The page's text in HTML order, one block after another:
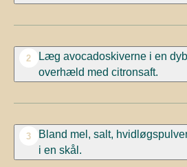
2
Læg avocadoskiverne i en
overhæld med citronsaft.
3
Bland mel, salt,
i en skål.